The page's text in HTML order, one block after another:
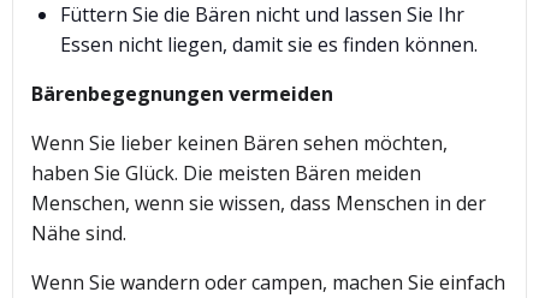
Füttern Sie die Bären nicht und lassen Sie Ihr
Essen nicht liegen, damit sie es finden können.
Bärenbegegnungen vermeiden
Wenn Sie lieber keinen Bären sehen möchten,
haben Sie Glück. Die meisten Bären meiden
Menschen, wenn sie wissen, dass Menschen in der
Nähe sind.
Wenn Sie wandern oder campen, machen Sie einfach